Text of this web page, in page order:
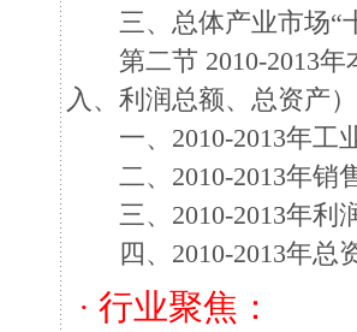
三、总体产业市场“
第二节 2010-2013年
入、利润总额、总资产）
一、2010-2013年工
二、2010-2013年销
三、2010-2013年利
四、2010-2013年总
· 行业聚焦：
入内部，逐步使物体中心温度升高，称之外
这些传统的干燥方法时间长、耗电量大，加
热，频率为2450MHZ，以每秒24亿5千万次
广泛用于化工产品的粉状物料的干燥脱水。
品的干燥主要用回转窑、直接或间接加热的
低，同时，设备操作自动化程度低、干燥过
干燥、流化床干燥、气流闪蒸干燥机的研究